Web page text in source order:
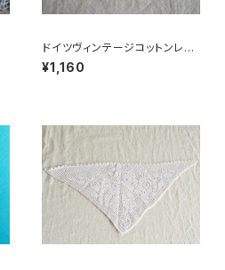
ドイツヴィンテージコットンレー
スR●小花柄
¥1,160